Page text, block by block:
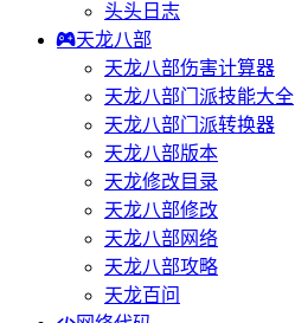
头头日志
天龙八部
天龙八部伤害计算器
天龙八部门派技能大全
天龙八部门派转换器
天龙八部版本
天龙修改目录
天龙八部修改
天龙八部网络
天龙八部攻略
天龙百问